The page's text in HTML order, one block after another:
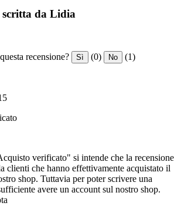
scritta da Lidia
recensione? Sì (0) No (1)
verificato" si intende che la recensione
clienti che hanno effettivamente acquistato il
shop. Tuttavia per poter scrivere una
avere un account sul nostro shop.